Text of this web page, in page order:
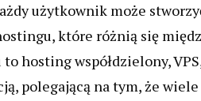
użytkownik może
które różnią się
hosting współdzielony,
polegającą na tym, że